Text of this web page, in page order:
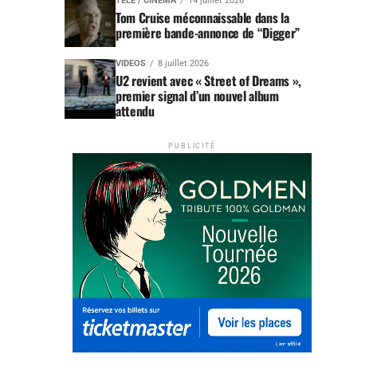
Tom Cruise méconnaissable dans la
première bande-annonce de “Digger”
VIDEOS 8 juillet 2026
U2 revient avec « Street of Dreams »,
premier signal d’un nouvel album
attendu
PUBLICITÉ